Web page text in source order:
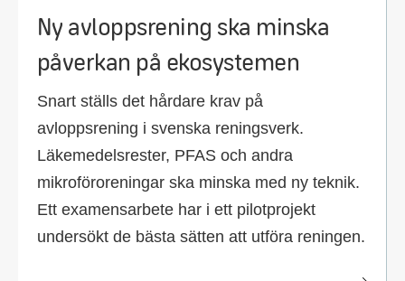
Ny avloppsrening ska minska
påverkan på ekosystemen
Snart ställs det hårdare krav på
avloppsrening i svenska reningsverk.
Läkemedelsrester, PFAS och andra
mikroföroreningar ska minska med ny teknik.
Ett examensarbete har i ett pilotprojekt
undersökt de bästa sätten att utföra reningen.